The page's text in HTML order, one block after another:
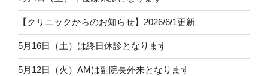
【クリニックからのお知らせ】2026/6/1更新
5月16日（土）は終日休診となります
5月12日（火）AMは副院長外来となります